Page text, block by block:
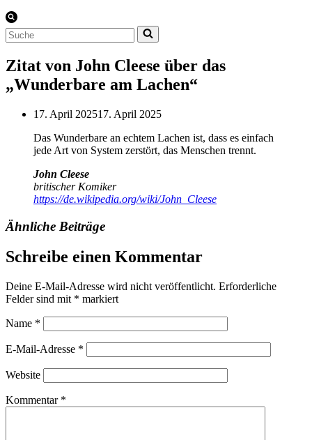
Suchen
nach …
Zitat von John Cleese über das
„Wunderbare am Lachen“
17. April 202517. April 2025
Das Wunderbare an echtem Lachen ist, dass es einfach
jede Art von System zerstört, das Menschen trennt.
John Cleese
britischer Komiker
https://de.wikipedia.org/wiki/John_Cleese
Ähnliche Beiträge
Schreibe einen Kommentar
Deine E-Mail-Adresse wird nicht veröffentlicht. Erforderliche
Felder sind mit * markiert
Name *
E-Mail-Adresse *
Website
Kommentar *